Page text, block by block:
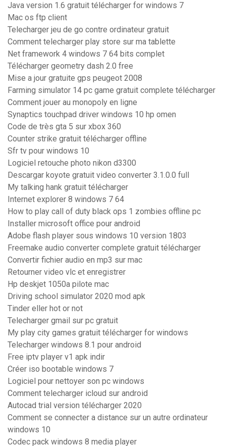
Java version 1.6 gratuit télécharger for windows 7
Mac os ftp client
Telecharger jeu de go contre ordinateur gratuit
Comment telecharger play store sur ma tablette
Net framework 4 windows 7 64 bits complet
Télécharger geometry dash 2.0 free
Mise a jour gratuite gps peugeot 2008
Farming simulator 14 pc game gratuit complete télécharger
Comment jouer au monopoly en ligne
Synaptics touchpad driver windows 10 hp omen
Code de très gta 5 sur xbox 360
Counter strike gratuit télécharger offline
Sfr tv pour windows 10
Logiciel retouche photo nikon d3300
Descargar koyote gratuit video converter 3.1.0.0 full
My talking hank gratuit télécharger
Internet explorer 8 windows 7 64
How to play call of duty black ops 1 zombies offline pc
Installer microsoft office pour android
Adobe flash player sous windows 10 version 1803
Freemake audio converter complete gratuit télécharger
Convertir fichier audio en mp3 sur mac
Retourner video vlc et enregistrer
Hp deskjet 1050a pilote mac
Driving school simulator 2020 mod apk
Tinder eller hot or not
Telecharger gmail sur pc gratuit
My play city games gratuit télécharger for windows
Telecharger windows 8.1 pour android
Free iptv player v1 apk indir
Créer iso bootable windows 7
Logiciel pour nettoyer son pc windows
Comment telecharger icloud sur android
Autocad trial version télécharger 2020
Comment se connecter a distance sur un autre ordinateur
windows 10
Codec pack windows 8 media player